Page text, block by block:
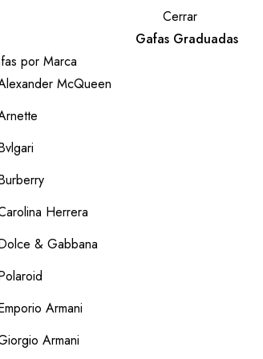
Cerrar
Gafas Graduadas
por Marca
McQueen
Herrera
& Gabbana
Armani
Armani